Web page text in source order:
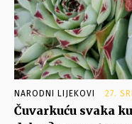
NARODNI LIJEKOVI 27.
Čuvarkuću svaka